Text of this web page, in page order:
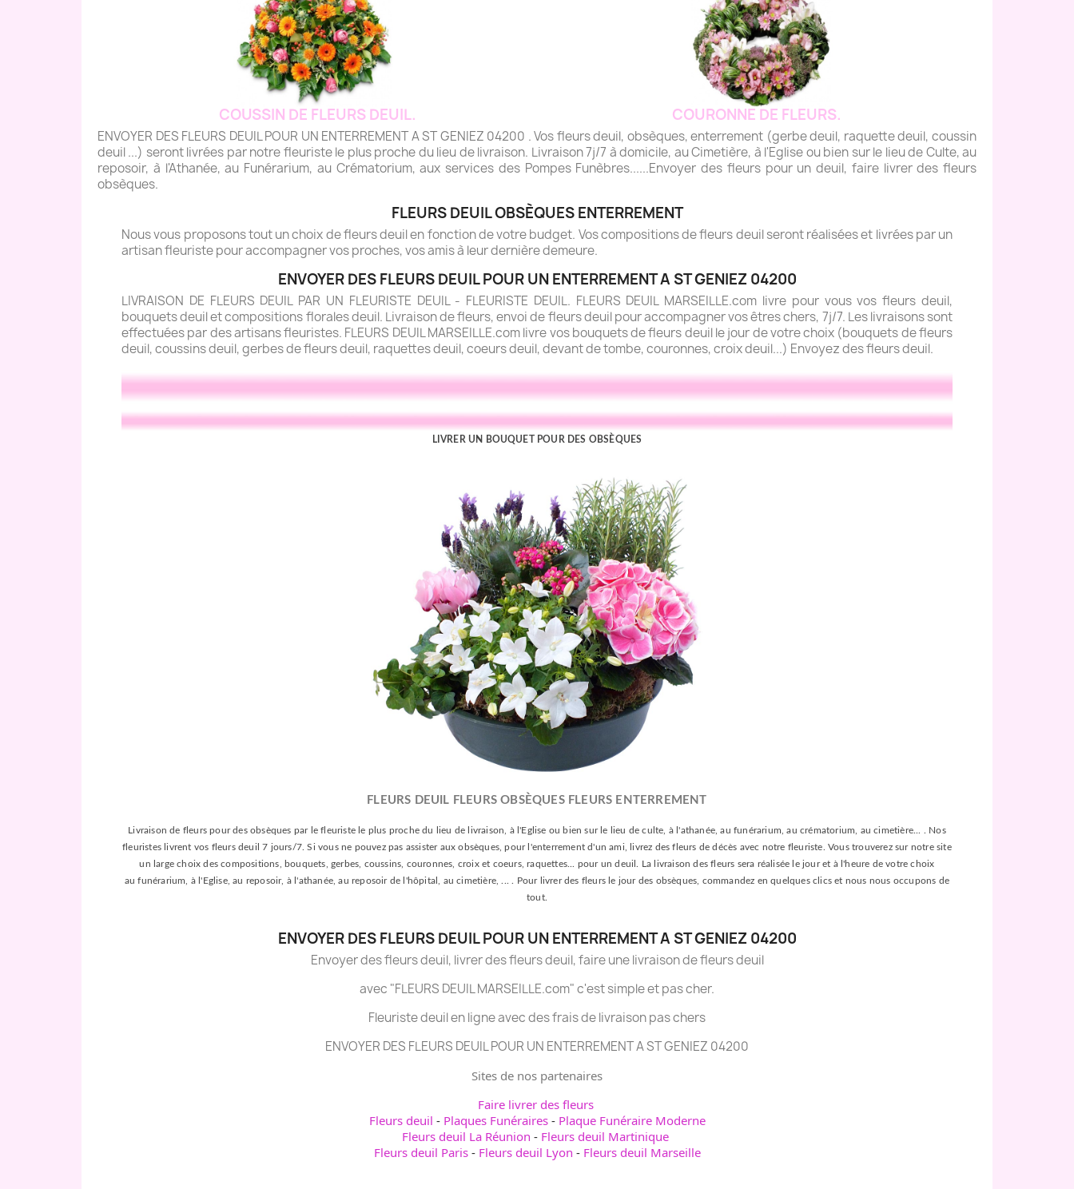
COUSSIN DE FLEURS DEUIL. COURONNE DE FLEURS.
ENVOYER DES FLEURS DEUIL POUR UN ENTERREMENT A ST GENIEZ 04200 . Vos fleurs deuil, obsèques, enterrement (gerbe deuil, raquette deuil, coussin
deuil ...) seront livrées par notre fleuriste le plus proche du lieu de livraison. Livraison 7j/7 à domicile, au Cimetière, à l'Eglise ou bien sur le lieu de Culte, au
reposoir, à l'Athanée, au Funérarium, au Crématorium, aux services des Pompes Funèbres......Envoyer des fleurs pour un deuil, faire livrer des fleurs
obsèques.
FLEURS DEUIL OBSÈQUES ENTERREMENT
Nous vous proposons tout un choix de fleurs deuil en fonction de votre budget. Vos compositions de fleurs deuil seront réalisées et livrées par un
artisan fleuriste pour accompagner vos proches, vos amis à leur dernière demeure.
ENVOYER DES FLEURS DEUIL POUR UN ENTERREMENT A ST GENIEZ 04200
LIVRAISON DE FLEURS DEUIL PAR UN FLEURISTE DEUIL - FLEURISTE DEUIL. FLEURS DEUIL MARSEILLE.com livre pour vous vos fleurs deuil,
bouquets deuil et compositions florales deuil. Livraison de fleurs, envoi de fleurs deuil pour accompagner vos êtres chers, 7j/7. Les livraisons sont
effectuées par des artisans fleuristes. FLEURS DEUIL MARSEILLE.com livre vos bouquets de fleurs deuil le jour de votre choix (bouquets de fleurs
deuil, coussins deuil, gerbes de fleurs deuil, raquettes deuil, coeurs deuil, devant de tombe, couronnes, croix deuil...) Envoyez des fleurs deuil.
LIVRER UN BOUQUET POUR DES OBSÈQUES
FLEURS DEUIL FLEURS OBSÈQUES FLEURS ENTERREMENT
Livraison de fleurs pour des obsèques par le fleuriste le plus proche du lieu de livraison, à l'Eglise ou bien sur le lieu de culte, à l'athanée, au funérarium, au crématorium, au cimetière... . Nos
fleuristes livrent vos fleurs deuil 7 jours/7. Si vous ne pouvez pas assister aux obsèques, pour l'enterrement d'un ami, livrez des fleurs de décès avec notre fleuriste. Vous trouverez sur notre site
un large choix des compositions, bouquets, gerbes, coussins, couronnes, croix et coeurs, raquettes... pour un deuil. La livraison des fleurs sera réalisée le jour et à l'heure de votre choix
au funérarium, à l'Eglise, au reposoir, à l'athanée, au reposoir de l'hôpital, au cimetière, ... . Pour livrer des fleurs le jour des obsèques, commandez en quelques clics et nous nous occupons de
tout.
ENVOYER DES FLEURS DEUIL POUR UN ENTERREMENT A ST GENIEZ 04200
Envoyer des fleurs deuil, livrer des fleurs deuil, faire une livraison de fleurs deuil
avec "FLEURS DEUIL MARSEILLE.com" c'est simple et pas cher.
Fleuriste deuil en ligne avec des frais de livraison pas chers
ENVOYER DES FLEURS DEUIL POUR UN ENTERREMENT A ST GENIEZ 04200
Sites de nos partenaires
Faire livrer des fleurs
Fleurs deuil - Plaques Funéraires- Plaque Funéraire Moderne
Fleurs deuil La Réunion - Fleurs deuil Martinique
Fleurs deuil Paris- Fleurs deuil Lyon - Fleurs deuil Marseille